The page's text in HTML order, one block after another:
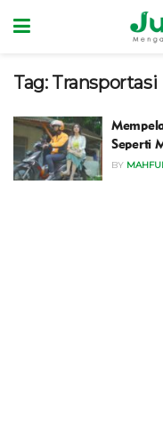
Tag: Transportasi
Seperti
BY